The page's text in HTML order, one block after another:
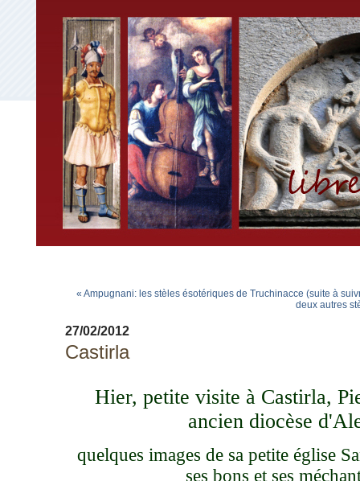
« Ampugnani: les stèles ésotériques de Truchinacce (suite à
deux autres
27/02/2012
Castirla
Hier, petite visite à Castirla,
ancien diocèse
quelques images de sa petite église
ses bons et ses